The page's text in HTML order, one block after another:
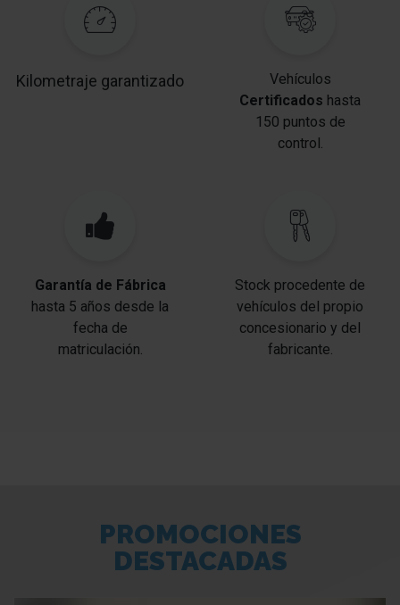
confort
Sistema-KeyFree
My Key (2. llaves del vehículo programable)
Dispositivo de alarma para Cinturones de seguridad
detrás
Parasol izquierda con Espejo (iluminación)
Parasol derecha con Espejo (iluminación)
Autohold
Asistente a la conducción: Post-Collision-System
Kilometraje garantizado
Vehículos
Certificados hasta
150 puntos de
control.
Garantía de Fábrica
hasta 5 años desde la
fecha de
matriculación.
Stock procedente de
vehículos del propio
concesionario y del
fabricante.
PROMOCIONES
DESTACADAS